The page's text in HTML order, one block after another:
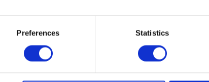
location which can be accurate to within
scanning it for specific characteristics (fingerprinting)
data is processed and set your preferences in the
Preferences Statistics